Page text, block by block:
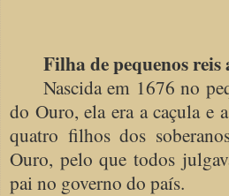
Filha de pequenos
Nascida em 1676 no
do Ouro, ela era a caçula e
quatro filhos dos
Ouro, pelo que todos
pai no governo do país.